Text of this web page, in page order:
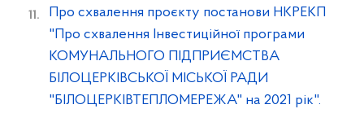
Про схвалення проєкту постанови НКРЕКП
"Про схвалення Інвестиційної програми
КОМУНАЛЬНОГО ПІДПРИЄМСТВА
БІЛОЦЕРКІВСЬКОЇ МІСЬКОЇ РАДИ
"БІЛОЦЕРКІВТЕПЛОМЕРЕЖА" на 2021 рік".